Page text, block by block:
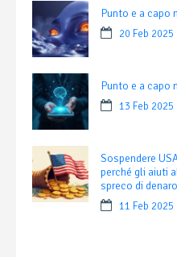
Punto e a capo
20 Feb 2025
Punto e a capo
13 Feb 2025
Sospendere
perché gli aiuti
spreco di denaro
11 Feb 2025